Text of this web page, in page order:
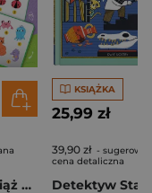
Pomyśl i rozwiąż kolorowe ŁAMIGŁÓWKI. Zbiór zabaw logicznych dla przedszkolaków. Od 5 lat
KSIĄŻKA
25,99 zł
39,90 zł -
cena detaliczna